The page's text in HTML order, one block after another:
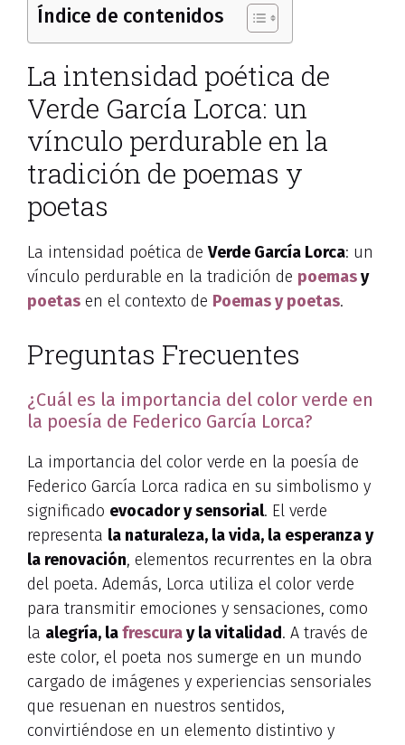
Índice de contenidos
La intensidad poética de
Verde García Lorca: un
vínculo perdurable en la
tradición de poemas y
poetas
La intensidad poética deVerde García Lorca: un
vínculo perdurable en la tradición de poemasy
poetas en el contexto de Poemas y poetas.
Preguntas Frecuentes
¿Cuál es la importancia del color verde en
la poesía de Federico García Lorca?
La importancia del color verde en la poesía de
Federico García Lorca radica en su simbolismo y
significado evocador y sensorial. El verde
representa la naturaleza, la vida, la esperanza y
la renovación, elementos recurrentes en la obra
del poeta. Además, Lorca utiliza el color verde
para transmitir emociones y sensaciones, como
la alegría, lafrescuray la vitalidad. A través de
este color, el poeta nos sumerge en un mundo
cargado de imágenes y experiencias sensoriales
que resuenan en nuestros sentidos,
convirtiéndose en un elemento distintivo y